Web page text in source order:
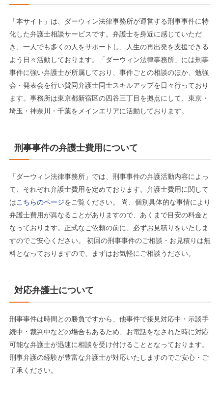
「本サイト」は、ダーウィン法律事務所が運営する刑事事件に特
化した弁護士相談サービスです。弁護士を身近に感じていただ
き、一人でも多くの人をサポートし、人生の再出発を支援できる
よう日々活動しております。「ダーウィン法律事務所」には刑事
事件に強い弁護士が所属しており、事件ごとの相談のほか、勉強
会・発表会を行い賛同弁護士同士スキルアップを日々行っており
ます。事務所は東京都新宿区の四谷三丁目を拠点にして、東京・
埼玉・神奈川・千葉をメインエリアに活動しております。
刑事事件の弁護士費用について
「ダーウィン法律事務所」では、刑事事件の弁護活動内容によっ
て、それぞれ弁護士費用を定めております。弁護士費用に関して
はこちらのページをご覧ください。 尚、個別具体的な事情により
弁護士費用が異なることがありますので、あくまで目安の料金と
なっております。正式なご依頼の前に、必ずお見積りをいたしま
すのでご安心ください。 初回の刑事事件のご相談・お見積りは無
料となっておりますので、まずはお気軽にご相談うださい。
対応弁護士について
刑事事件は時間との勝負ですから、他事件で接見対応中・示談手
続中・裁判中などの場合もあるため、お電話をなされた時に対応
可能な弁護士が迅速に相談を受け付けることとなっております。
刑事弁護の経験が豊富な弁護士が対応いたしますのでご安心・ご
了承ください。